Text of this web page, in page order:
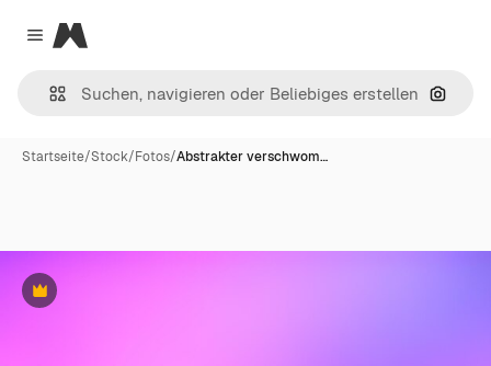
Close menu
Magnific
Nach
Startseite/Stock/Fotos/Abstrakter verschwom…
Premium